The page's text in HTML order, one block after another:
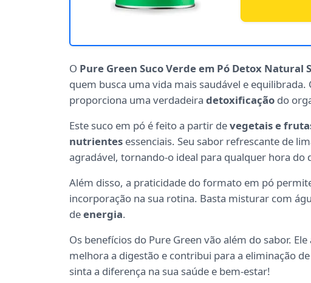
O Pure Green Suco Verde em Pó Detox Natural
quem busca uma vida mais saudável e
proporciona uma verdadeira detoxificação do
Este suco em pó é feito a partir devegetais e
nutrientes essenciais. Seu sabor refrescante de
agradável, tornando-o ideal para qualquer hora do
Além disso, a praticidade do formato em pó
incorporação na sua rotina. Basta misturar com
deenergia.
Os benefícios do Pure Green vão além do sabor. Ele
melhora a digestão e contribui para a eliminação
sinta a diferença na sua saúde e bem-estar!